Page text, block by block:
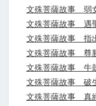
文殊菩薩故事 弱
文殊菩薩故事 遇
文殊菩薩故事 指
文殊菩薩故事 尊
文殊菩薩故事 牛
文殊菩薩故事 破
文殊菩薩故事 真